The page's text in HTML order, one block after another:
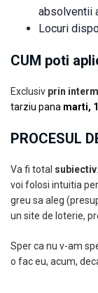
absolventii
Locuri
CUM poti
Exclusiv prin
tarziu pana marti,
PROCESUL
Va fi total subiectiv
voi folosi intuitia
greu sa aleg
un site de loterie,
Sper ca nu v-am
o fac eu, acum,